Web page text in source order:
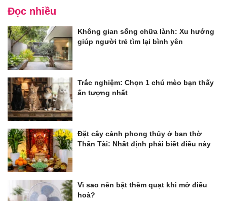
Đọc nhiều
Không gian sống chữa lành: Xu hướng
giúp người trẻ tìm lại bình yên
Trắc nghiệm: Chọn 1 chú mèo bạn thấy
ấn tượng nhất
Đặt cây cảnh phong thủy ở ban thờ
Thần Tài: Nhất định phải biết điều này
Vì sao nên bật thêm quạt khi mở điều
hoà?